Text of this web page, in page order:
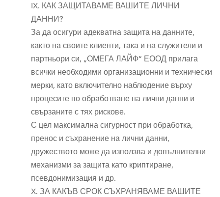
IX. КАК ЗАЩИТАВАМЕ ВАШИТЕ ЛИЧНИ
ДАННИ?
За да осигури адекватна защита на данните,
както на своите клиенти, така и на служители и
партньори си, „ОМЕГА ЛАЙФ“ ЕООД прилага
всички необходими организационни и технически
мерки, като включително наблюдение върху
процесите по обработване на лични данни и
свързаните с тях рискове.
С цел максимална сигурност при обработка,
пренос и съхранение на лични данни,
дружеството може да използва и допълнителни
механизми за защита като криптиране,
псевдонимизация и др.
X. ЗА КАКЪВ СРОК СЪХРАНЯВАМЕ ВАШИТЕ